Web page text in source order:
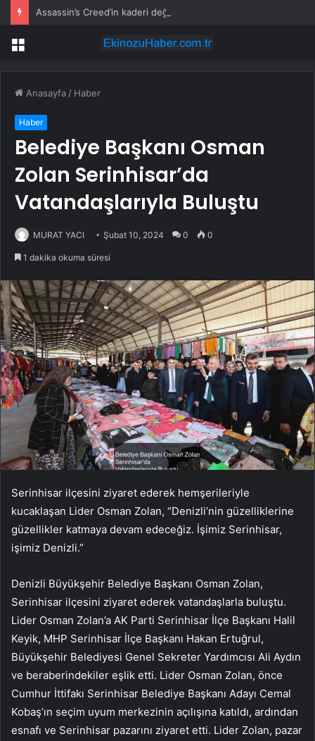
Menü
Anasayfa / Haber
Haber
Belediye Başkanı Osman
Zolan Serinhisar’da
Vatandaşlarıyla Buluştu
MURAT YACI Şubat 10, 2024 0 0
1 dakika okuma süresi
Serinhisar ilçesini ziyaret ederek hemşerileriyle
kucaklaşan Lider Osman Zolan, “Denizli’nin güzelliklerine
güzellikler katmaya devam edeceğiz. İşimiz Serinhisar,
işimiz Denizli.”
Denizli Büyükşehir Belediye Başkanı Osman Zolan,
Serinhisar ilçesini ziyaret ederek vatandaşlarla buluştu.
Lider Osman Zolan’a AK Parti Serinhisar İlçe Başkanı Halil
Keyik, MHP Serinhisar İlçe Başkanı Hakan Ertuğrul,
Büyükşehir Belediyesi Genel Sekreter Yardımcısı Ali Aydın
ve beraberindekiler eşlik etti. Lider Osman Zolan, önce
Cumhur İttifakı Serinhisar Belediye Başkanı Adayı Cemal
Kobaş’ın seçim uyum merkezinin açılışına katıldı, ardından
esnafı ve Serinhisar pazarını ziyaret etti. Lider Zolan, pazar